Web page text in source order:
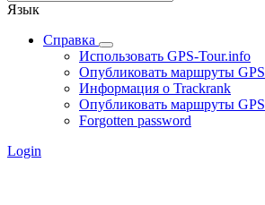
Язык
Справка
Использовать GPS-Tour.info
Опубликовать маршруты GPS
Информация о Trackrank
Опубликовать маршруты GPS
Forgotten password
Login